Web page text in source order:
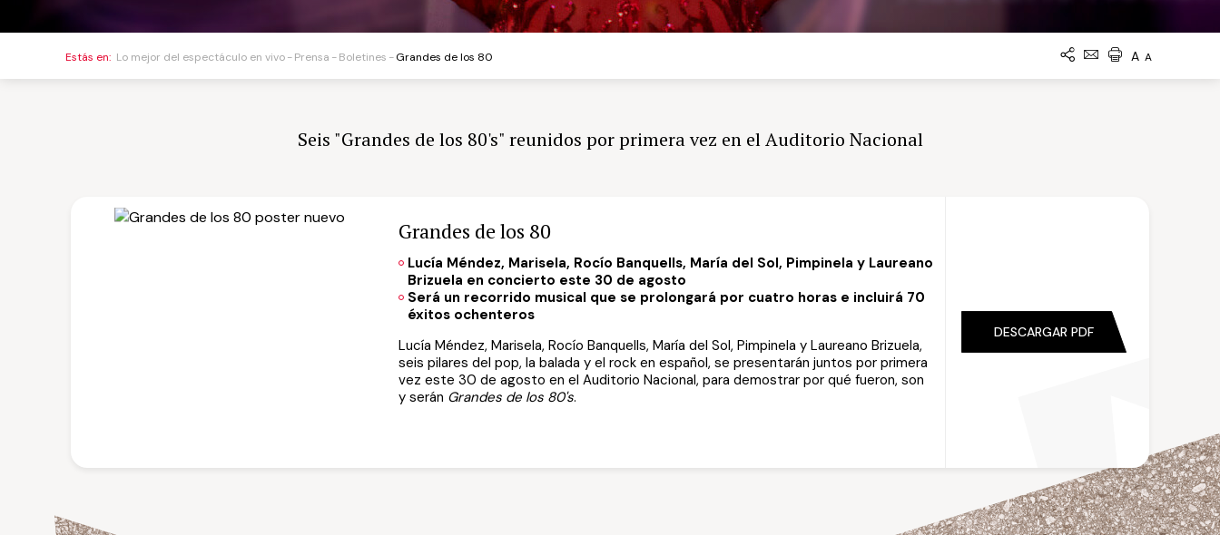
Estás en: Lo mejor del espectáculo en vivo Prensa Boletines Grandes de los 80 A A
Seis "Grandes de los 80's" reunidos por primera vez en el Auditorio Nacional
Grandes de los 80
Lucía Méndez, Marisela, Rocío Banquells, María del Sol, Pimpinela y Laureano
Brizuela en concierto este 30 de agosto
Será un recorrido musical que se prolongará por cuatro horas e incluirá 70
éxitos ochenteros
Lucía Méndez, Marisela, Rocío Banquells, María del Sol, Pimpinela y Laureano Brizuela,
seis pilares del pop, la balada y el rock en español, se presentarán juntos por primera
vez este 30 de agosto en el Auditorio Nacional, para demostrar por qué fueron, son
y serán Grandes de los 80's.
DESCARGAR PDF